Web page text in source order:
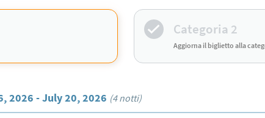
Categoria 2
Aggiorna il biglietto alla
2026 - July 20, 2026 (4 notti)